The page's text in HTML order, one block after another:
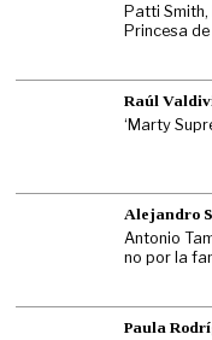
Patti Smith,
Princesa
Raúl
‘Marty
Alejandro
Antonio
no por la
Paula